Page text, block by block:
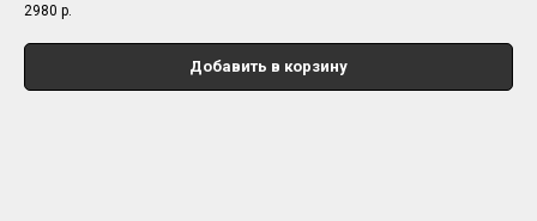
2980 р.
Добавить в корзину